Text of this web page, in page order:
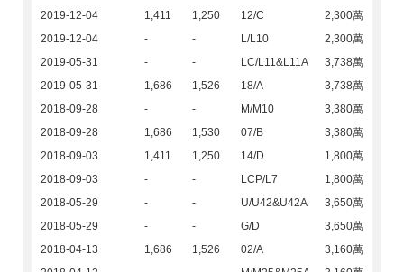
2019-12-04
1,411 1,250 12/C
2,300萬
2019-12-04
- - L/L10
2,300萬
2019-05-31
- - LC/L11&L11A
3,738萬
2019-05-31
1,686 1,526 18/A
3,738萬
2018-09-28
- - M/M10
3,380萬
2018-09-28
1,686 1,530 07/B
3,380萬
2018-09-03
1,411 1,250 14/D
1,800萬
2018-09-03
- - LCP/L7
1,800萬
2018-05-29
- - U/U42&U42A
3,650萬
2018-05-29
- - G/D
3,650萬
2018-04-13
1,686 1,526 02/A
3,160萬